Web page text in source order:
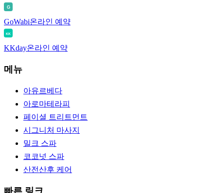
G
GoWabi온라인 예약
KK
KKday온라인 예약
메뉴
아유르베다
아로마테라피
페이셜 트리트먼트
시그니처 마사지
밀크 스파
코코넛 스파
산전산후 케어
빠른 링크